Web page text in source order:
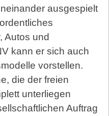
ausgespielt
Autos und
kann er sich auch
vorstellen.
die der freien
unterliegen
Auftrag